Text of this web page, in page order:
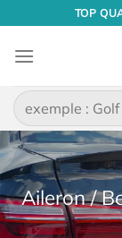
contenu
TOP
Recherche
pour :
Aileron /